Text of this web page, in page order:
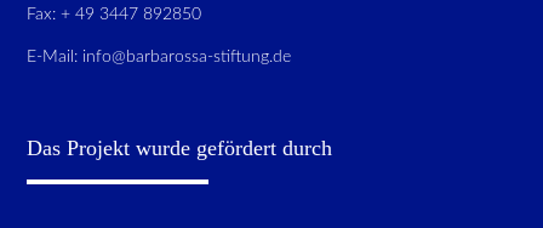
Fax: + 49 3447 892850
E-Mail: info@barbarossa-stiftung.de
Das Projekt wurde gefördert durch